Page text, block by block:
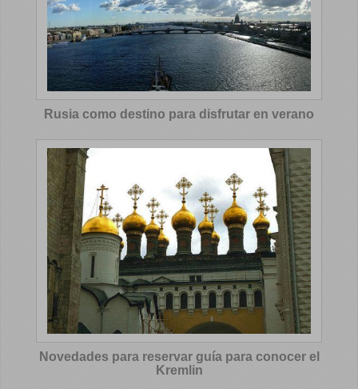
Rusia como destino para disfrutar en verano
Novedades para reservar guía para conocer el
Kremlin